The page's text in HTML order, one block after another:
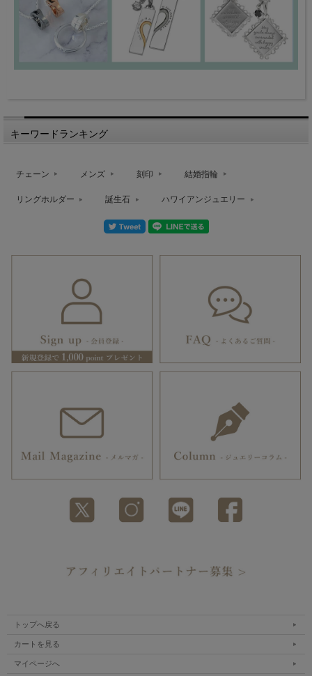
キーワードランキング
チェーン メンズ 刻印 結婚指輪
リングホルダー 誕生石 ハワイアンジュエリー
トップへ戻る
カートを見る
マイページへ